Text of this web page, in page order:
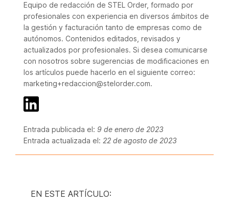
Equipo de redacción de STEL Order, formado por
profesionales con experiencia en diversos ámbitos de
la gestión y facturación tanto de empresas como de
autónomos. Contenidos editados, revisados y
actualizados por profesionales. Si desea comunicarse
con nosotros sobre sugerencias de modificaciones en
los artículos puede hacerlo en el siguiente correo:
marketing+redaccion@stelorder.com.
Entrada publicada el: 9 de enero de 2023
Entrada actualizada el: 22 de agosto de 2023
EN ESTE ARTÍCULO: